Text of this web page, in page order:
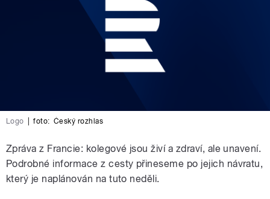
Logo foto: Český rozhlas
Zpráva z Francie: kolegové jsou živí a zdraví, ale unavení.
Podrobné informace z cesty přineseme po jejich návratu,
který je naplánován na tuto neděli.